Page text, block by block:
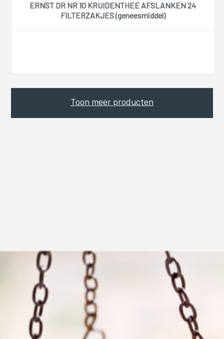
ERNST DR NR 10 KRUIDENTHEE AFSLANKEN 24
FILTERZAKJES (geneesmiddel)
Toon meer producten